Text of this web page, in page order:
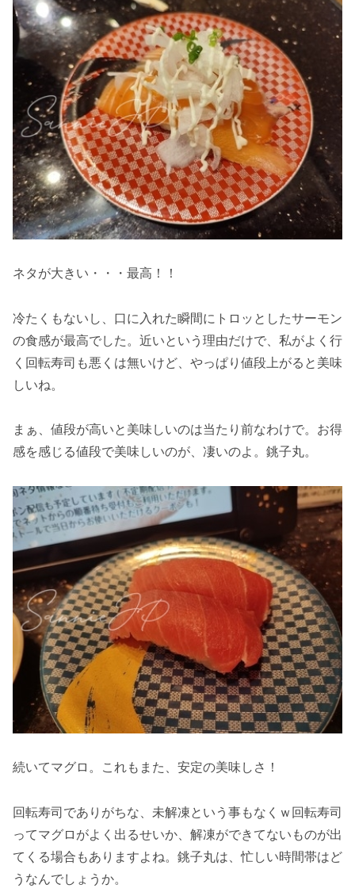
ネタが大きい・・・最高！！
冷たくもないし、口に入れた瞬間にトロッとしたサーモン
の食感が最高でした。近いという理由だけで、私がよく行
く回転寿司も悪くは無いけど、やっぱり値段上がると美味
しいね。
まぁ、値段が高いと美味しいのは当たり前なわけで。お得
感を感じる値段で美味しいのが、凄いのよ。銚子丸。
続いてマグロ。これもまた、安定の美味しさ！
回転寿司でありがちな、未解凍という事もなくｗ回転寿司
ってマグロがよく出るせいか、解凍ができてないものが出
てくる場合もありますよね。銚子丸は、忙しい時間帯はど
うなんでしょうか。